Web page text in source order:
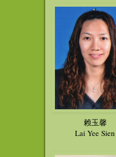
赖玉馨
Lai Yee Sien